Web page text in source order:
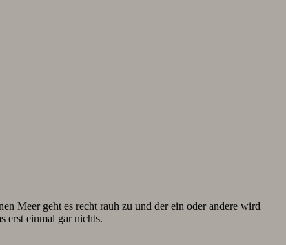
Meer geht es recht rauh zu und der ein oder andere wird
erst einmal gar nichts.